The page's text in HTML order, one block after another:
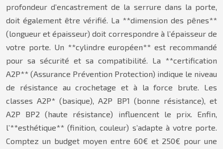
profondeur d’encastrement de la serrure dans la porte,
doit également être vérifié. La **dimension des pênes**
(longueur et épaisseur) doit correspondre à l’épaisseur de
votre porte. Un **cylindre européen** est recommandé
pour sa sécurité et sa compatibilité. La **certification
A2P** (Assurance Prévention Protection) indique le niveau
de résistance au crochetage et à la force brute. Les
classes A2P* (basique), A2P BP1 (bonne résistance), et
A2P BP2 (haute résistance) influencent le prix. Enfin,
l’**esthétique** (finition, couleur) s’adapte à votre porte.
Comptez un budget moyen entre 60€ et 250€ pour une